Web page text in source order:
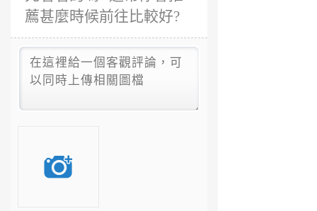
薦甚麼時候前往比較好?